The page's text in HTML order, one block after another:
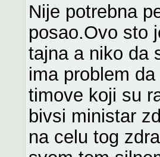
Nije potrebna
posao.Ovo sto
tajna a niko da
ima problem
timove koji su
bivsi ministar
na celu tog